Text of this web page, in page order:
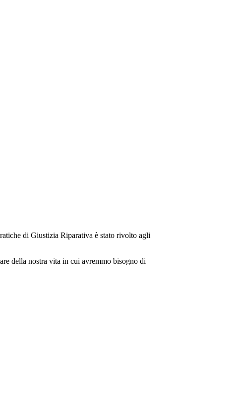
di Giustizia Riparativa è stato rivolto agli
della nostra vita in cui avremmo bisogno di